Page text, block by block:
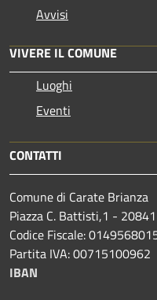
Avvisi
VIVERE IL COMUNE
Luoghi
Eventi
CONTATTI
Comune di Carate Brianza
Piazza C. Battisti,1 -
Codice Fiscale:
Partita IVA: 00715100962
IBAN